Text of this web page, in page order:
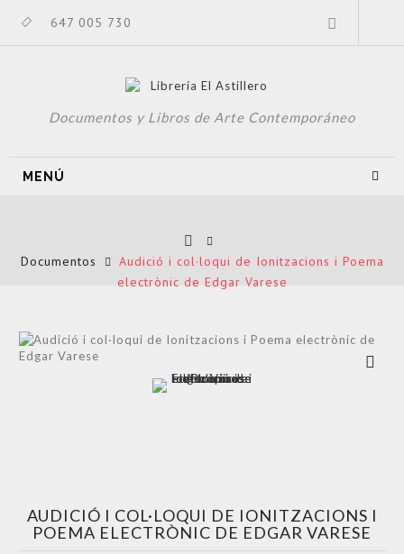
647 005 730
Documentos y Libros de Arte Contemporáneo
MENÚ
Documentos
Audició i col·loqui de Ionitzacions i Poema
electrònic de Edgar Varese
AUDICIÓ I COL·LOQUI DE IONITZACIONS I
POEMA ELECTRÒNIC DE EDGAR VARESE